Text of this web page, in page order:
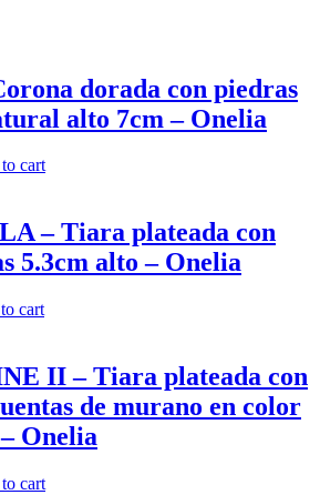
dorada con piedras
alto 7cm – Onelia
cart
– Tiara plateada con
5.3cm alto – Onelia
cart
II – Tiara plateada con
de murano en color
Onelia
cart